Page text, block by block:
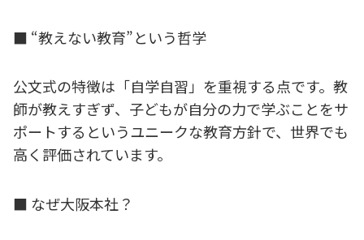
■ “教えない教育”という哲学
公文式の特徴は「自学自習」を重視する点です。教
師が教えすぎず、子どもが自分の力で学ぶことをサ
ポートするというユニークな教育方針で、世界でも
高く評価されています。
■ なぜ大阪本社？